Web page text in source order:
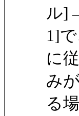
ル
1]
に
み
る